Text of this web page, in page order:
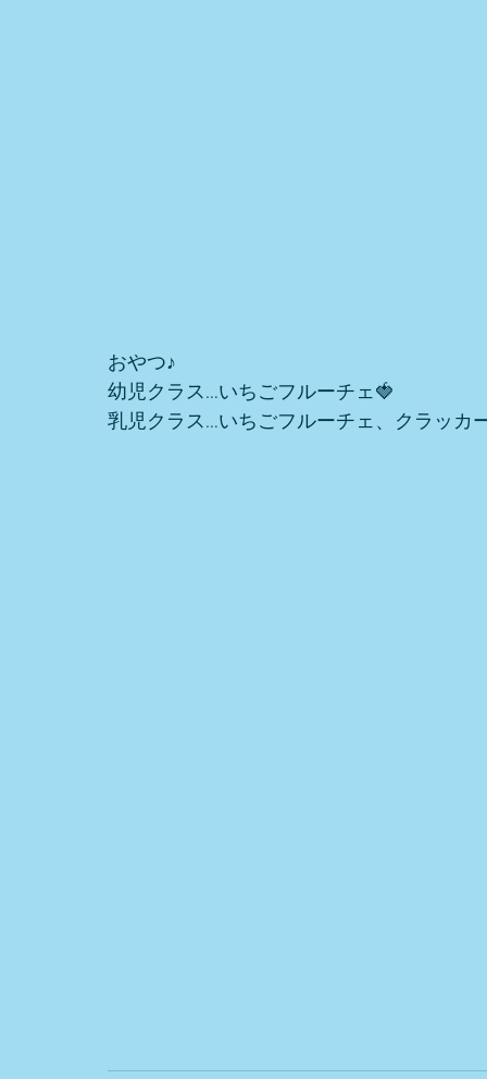
おやつ♪
幼児クラス…いちごフルーチェ🍓
乳児クラス…いちごフルーチェ、クラッカ